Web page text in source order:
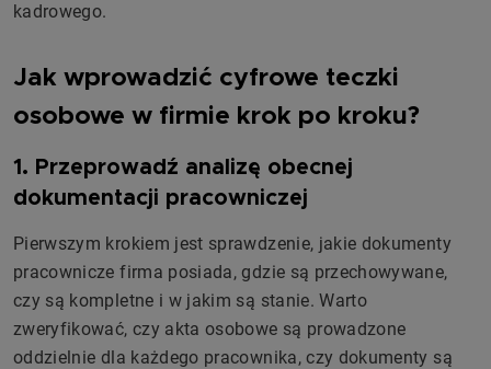
kadrowego.
Jak wprowadzić cyfrowe teczki
osobowe w firmie krok po kroku?
1. Przeprowadź analizę obecnej
dokumentacji pracowniczej
Pierwszym krokiem jest sprawdzenie, jakie dokumenty
pracownicze firma posiada, gdzie są przechowywane,
czy są kompletne i w jakim są stanie. Warto
zweryfikować, czy akta osobowe są prowadzone
oddzielnie dla każdego pracownika, czy dokumenty są